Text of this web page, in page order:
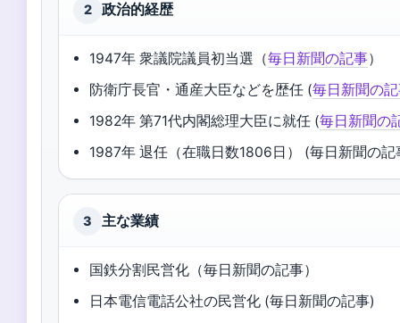
2 政治的経歴
1947年 衆議院議員初当選（毎日新聞の記事）
防衛庁長官・通産大臣などを歴任 (毎日新聞の
1982年 第71代内閣総理大臣に就任 (毎日新聞の
1987年 退任（在職日数1806日） (毎日新聞の記
3 主な業績
国鉄分割民営化（毎日新聞の記事）
日本電信電話公社の民営化 (毎日新聞の記事)